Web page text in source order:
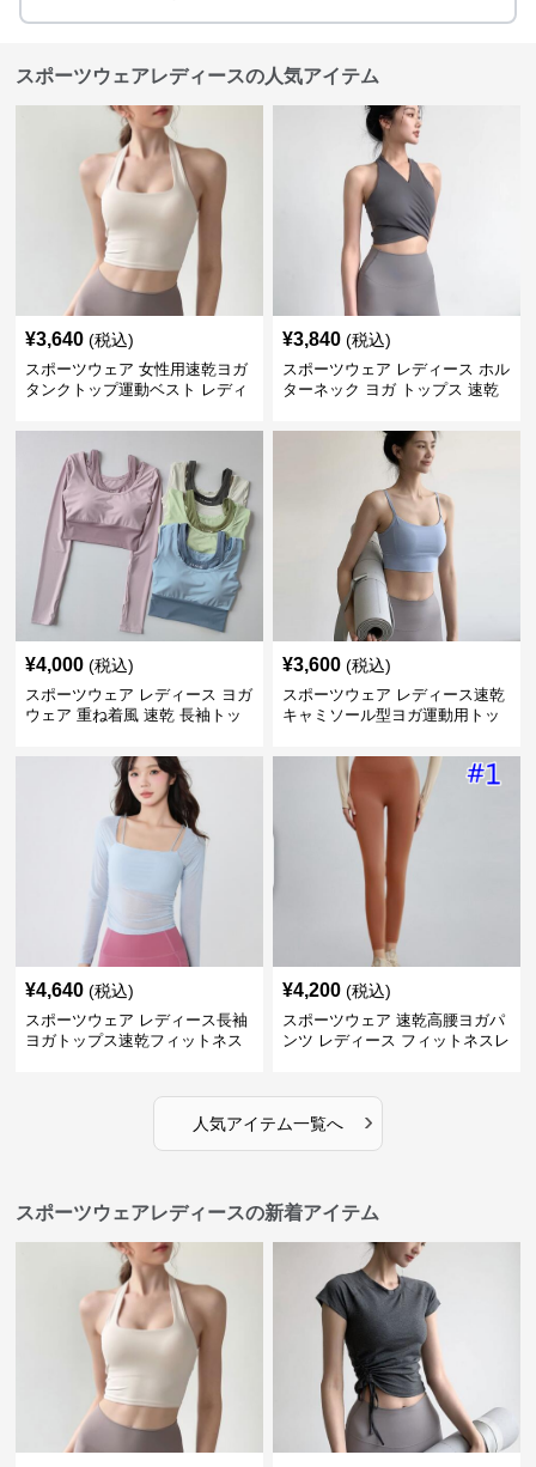
スポーツウェアレディースの人気アイテム
¥3,640 (税込)
スポーツウェア 女性用速乾ヨガ
タンクトップ運動ベスト レディ
¥3,840 (税込)
スポーツウェア レディース ホル
ターネック ヨガ トップス 速乾
¥4,000 (税込)
スポーツウェア レディース ヨガ
ウェア 重ね着風 速乾 長袖トッ
¥3,600 (税込)
スポーツウェア レディース速乾
キャミソール型ヨガ運動用トッ
¥4,640 (税込)
スポーツウェア レディース長袖
ヨガトップス速乾フィットネス
¥4,200 (税込)
スポーツウェア 速乾高腰ヨガパ
ンツ レディース フィットネスレ
人気アイテム一覧へ ›
スポーツウェアレディースの新着アイテム